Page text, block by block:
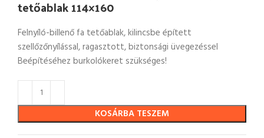
tetőablak 114×160
Felnyíló-billenő fa tetőablak, kilincsbe épített
szellőzőnyílással, ragasztott, biztonsági üvegezéssel
Beépítéséhez burkolókeret szükséges!
KOSÁRBA TESZEM